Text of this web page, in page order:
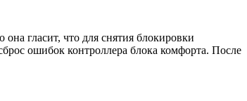
гласит, что для снятия блокировки
ошибок контроллера блока комфорта. После